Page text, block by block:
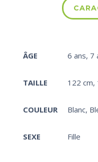
ÂGE 6 ans, 7
TAILLE 122 cm,
COULEUR Blanc,
SEXE Fille